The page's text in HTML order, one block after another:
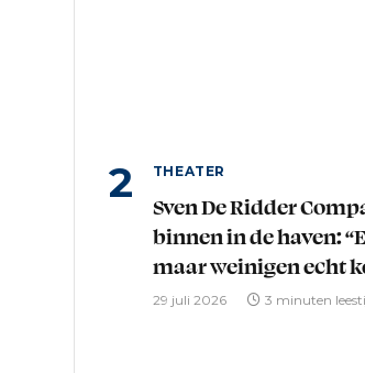
THEATER
Sven De Ridder
binnen in de haven:
maar weinigen echt
29 juli 2026 3 minuten